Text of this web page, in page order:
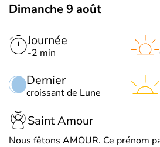
Dimanche 9 août
Journée
-2 min
Dernier
croissant de Lune
Saint Amour
Nous fêtons AMOUR. Ce prénom